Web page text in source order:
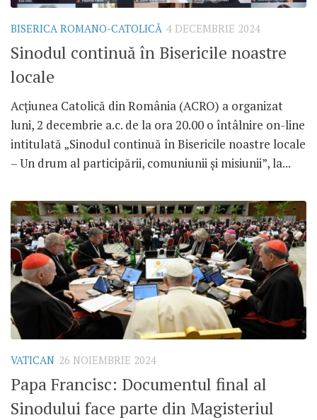
BISERICA ROMANO-CATOLICĂ 4 DECEMBRIE 2024
Sinodul continuă în Bisericile noastre
locale
Acțiunea Catolică din România (ACRO) a organizat
luni, 2 decembrie a.c. de la ora 20.00 o întâlnire on-line
intitulată „Sinodul continuă în Bisericile noastre locale
– Un drum al participării, comuniunii și misiunii”, la...
VATICAN 26 NOIEMBRIE 2024
Papa Francisc: Documentul final al
Sinodului face parte din Magisteriul